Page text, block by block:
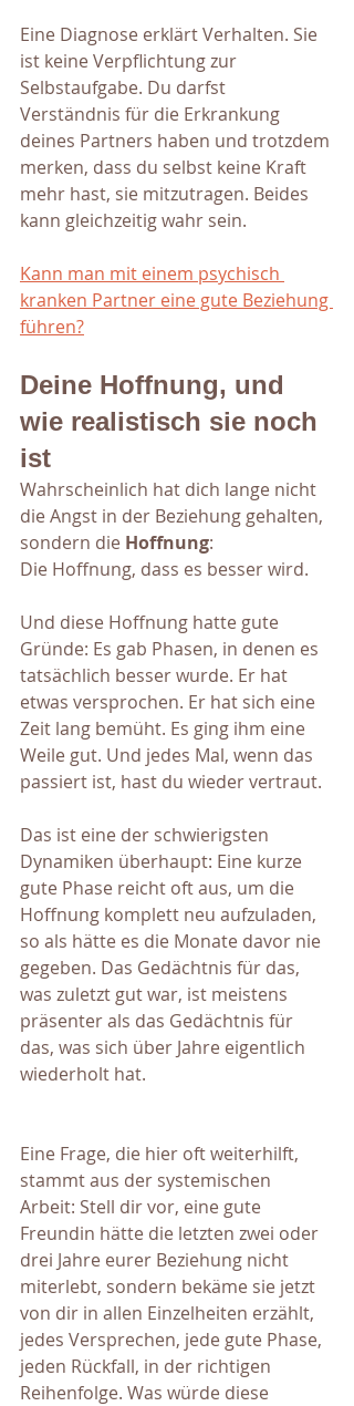
Eine Diagnose erklärt Verhalten. Sie
ist keine Verpflichtung zur
Selbstaufgabe. Du darfst
Verständnis für die Erkrankung
deines Partners haben und trotzdem
merken, dass du selbst keine Kraft
mehr hast, sie mitzutragen. Beides
kann gleichzeitig wahr sein.
Kann man mit einem psychisch
kranken Partner eine gute Beziehung
führen?
Deine Hoffnung, und
wie realistisch sie noch
ist
Wahrscheinlich hat dich lange nicht
die Angst in der Beziehung gehalten,
sondern die Hoffnung:
Die Hoffnung, dass es besser wird.
Und diese Hoffnung hatte gute
Gründe: Es gab Phasen, in denen es
tatsächlich besser wurde. Er hat
etwas versprochen. Er hat sich eine
Zeit lang bemüht. Es ging ihm eine
Weile gut. Und jedes Mal, wenn das
passiert ist, hast du wieder vertraut.
Das ist eine der schwierigsten
Dynamiken überhaupt: Eine kurze
gute Phase reicht oft aus, um die
Hoffnung komplett neu aufzuladen,
so als hätte es die Monate davor nie
gegeben. Das Gedächtnis für das,
was zuletzt gut war, ist meistens
präsenter als das Gedächtnis für
das, was sich über Jahre eigentlich
wiederholt hat.
Eine Frage, die hier oft weiterhilft,
stammt aus der systemischen
Arbeit: Stell dir vor, eine gute
Freundin hätte die letzten zwei oder
drei Jahre eurer Beziehung nicht
miterlebt, sondern bekäme sie jetzt
von dir in allen Einzelheiten erzählt,
jedes Versprechen, jede gute Phase,
jeden Rückfall, in der richtigen
Reihenfolge. Was würde diese